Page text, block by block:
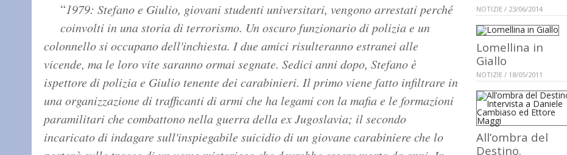
“1979: Stefano e Giulio, giovani studenti universitari, vengono arrestati perché
coinvolti in una storia di terrorismo. Un oscuro funzionario di polizia e un
colonnello si occupano dell'inchiesta. I due amici risulteranno estranei alle
vicende, ma le loro vite saranno ormai segnate. Sedici anni dopo, Stefano è
ispettore di polizia e Giulio tenente dei carabinieri. Il primo viene fatto infiltrare in
una organizzazione di trafficanti di armi che ha legami con la mafia e le formazioni
paramilitari che combattono nella guerra della ex Jugoslavia; il secondo
incaricato di indagare sull'inspiegabile suicidio di un giovane carabiniere che lo
NOTIZIE / 23/06/2014
Lomellina in
Giallo
NOTIZIE / 18/05/2011
All’ombra del
Destino.